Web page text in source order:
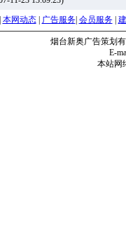
本网动态| 广告服务| 会员服务|
烟台新奥广告策划
E-
本站网